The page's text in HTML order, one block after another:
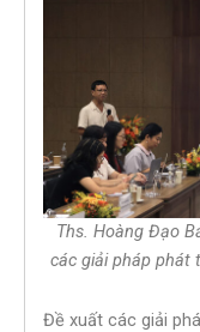
Ths. Hoàng Đạo
các giải pháp phát
Đề xuất các giải